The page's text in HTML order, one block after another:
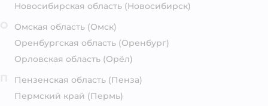
Новосибирская область (Новосибирск)
Омская область (Омск)
Оренбургская область (Оренбург)
Орловская область (Орёл)
Пензенская область (Пенза)
Пермский край (Пермь)